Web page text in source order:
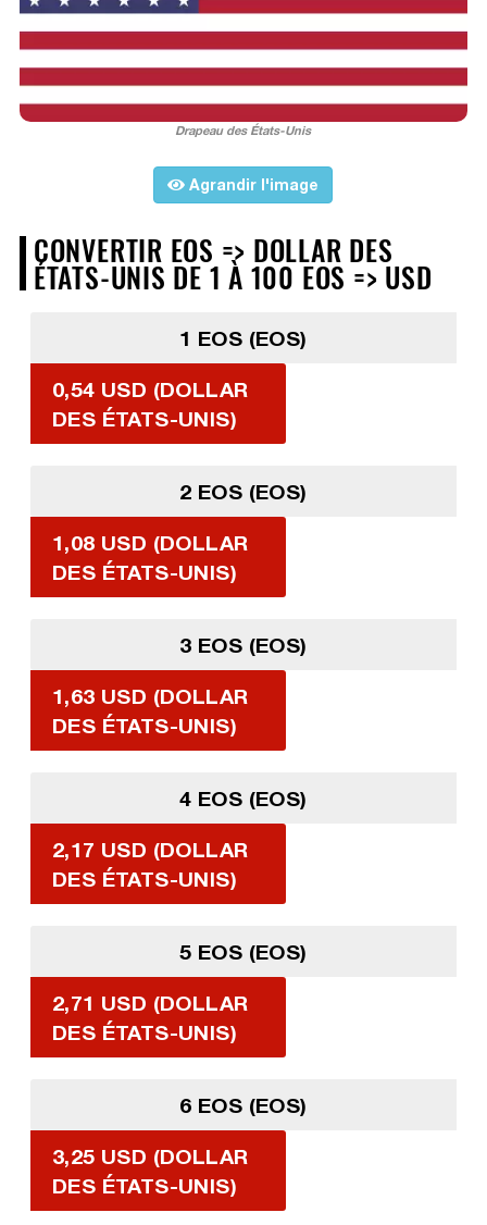
Drapeau des États-Unis
Agrandir l'image
CONVERTIR EOS => DOLLAR DES
ÉTATS-UNIS DE 1 À 100 EOS => USD
1 EOS (EOS)
0,54 USD (DOLLAR
DES ÉTATS-UNIS)
2 EOS (EOS)
1,08 USD (DOLLAR
DES ÉTATS-UNIS)
3 EOS (EOS)
1,63 USD (DOLLAR
DES ÉTATS-UNIS)
4 EOS (EOS)
2,17 USD (DOLLAR
DES ÉTATS-UNIS)
5 EOS (EOS)
2,71 USD (DOLLAR
DES ÉTATS-UNIS)
6 EOS (EOS)
3,25 USD (DOLLAR
DES ÉTATS-UNIS)